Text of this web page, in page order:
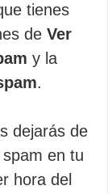
tienes
de Ver
y la
.
dejarás de
en tu
hora del